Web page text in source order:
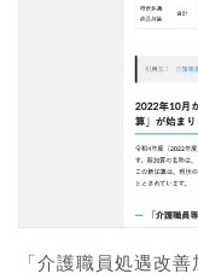
「介護職員処遇改